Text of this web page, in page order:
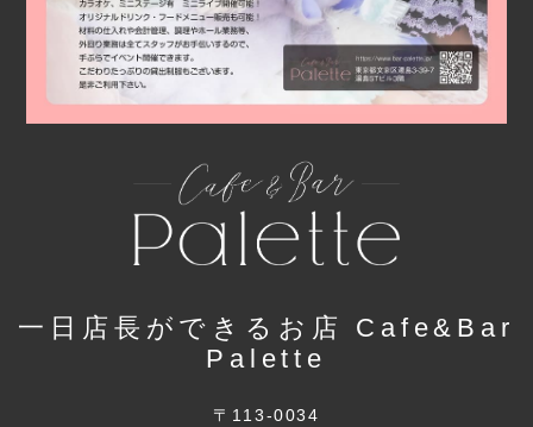
一日店長ができるお店 Cafe&Bar
Palette
〒113-0034